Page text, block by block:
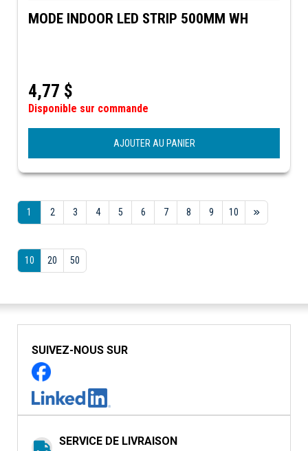
MODE INDOOR LED STRIP 500MM WH
4,77 $
Disponible sur commande
AJOUTER AU PANIER
1 2 3 4 5 6 7 8 9 10
10 20 50
SUIVEZ-NOUS SUR
SERVICE DE LIVRAISON